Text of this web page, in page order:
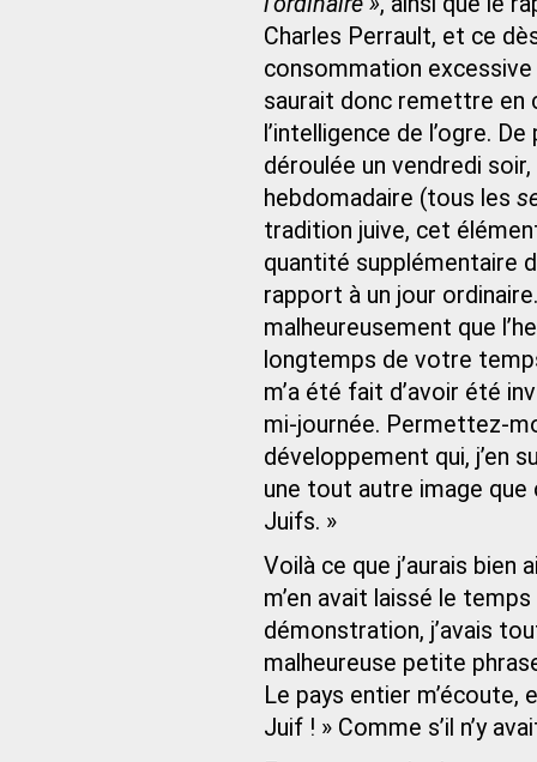
Charles Perrault, et ce
consommation excessive
saurait donc remettre en
l’intelligence de l’ogre.
déroulée un vendredi
hebdomadaire (tous les
tradition juive, cet
quantité supplémentaire
rapport à un jour
malheureusement que
longtemps de votre
m’a été fait d’avoir été
mi‑journée. Permettez-
développement qui, j’en
une tout autre image
Juifs. »
Voilà ce que j’aurais bien
m’en avait laissé le
démonstration, j’avais
malheureuse petite
Le pays entier m’écoute,
Juif ! » Comme s’il n’y